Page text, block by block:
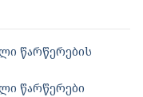
წარწერების
წარწერები